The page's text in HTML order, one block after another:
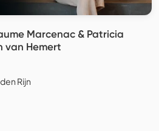
Marcenac & Patricia
van Hemert
Rijn